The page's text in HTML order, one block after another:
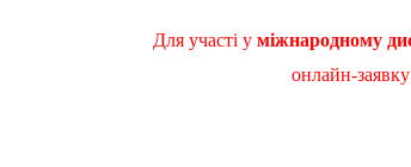
Для участі у міжнародному
онлайн-